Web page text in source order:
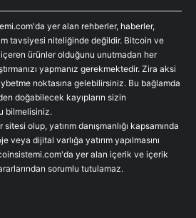
yer alan rehberler, haberler,
tavsiyesi niteliğinde değildir. Bitcoin ve
ürünler olduğunu unutmadan her
yapmanız gerekmektedir. Zira aksi
noktasına gelebilirsiniz. Bu bağlamda
doğabilecek kayıpların sizin
bilmelisiniz.
olup, yatırım danışmanlığı kapsamında
dijital varlığa yatırım yapılmasını
yer alan içerik ve içerik
sorumlu tutulamaz.